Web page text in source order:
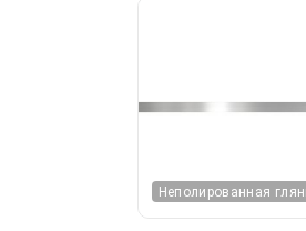
Неполированная